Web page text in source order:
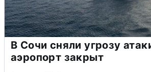
В Сочи сняли угрозу
аэропорт закрыт